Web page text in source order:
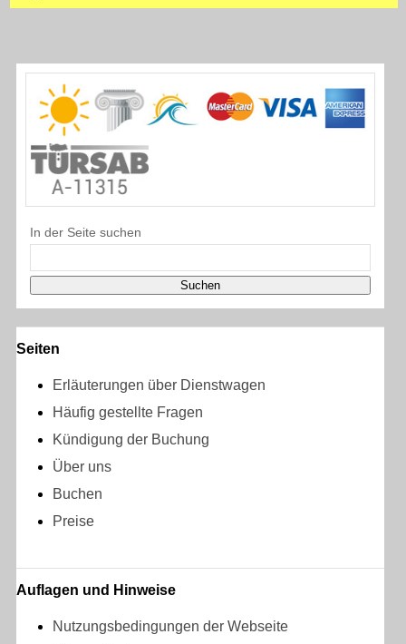
In der Seite suchen
Seiten
Erläuterungen über Dienstwagen
Häufig gestellte Fragen
Kündigung der Buchung
Über uns
Buchen
Preise
Auflagen und Hinweise
Nutzungsbedingungen der Webseite